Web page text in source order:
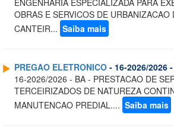
ENGENHARIA ESPECIALIZADA PARA
OBRAS E SERVICOS DE URBANIZACAO
CANTEIR... Saiba mais
PREGAO ELETRONICO - 16-2026/2026
16-2026/2026 - BA - PRESTACAO DE
TERCEIRIZADOS DE NATUREZA
MANUTENCAO PREDIAL.... Saiba mais